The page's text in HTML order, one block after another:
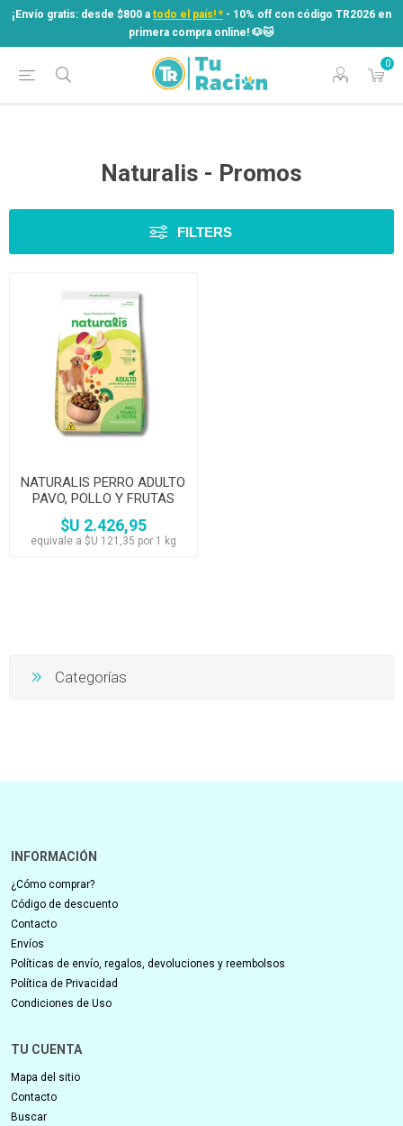
¡Envío gratis: desde $800 a todo el país! * - 10% off con código TR2026 en
primera compra online! ​🐶​🐱
0
¡Envío gratis: desde $800 atodo el país! *
- 10% off con código TR2026 en
primera compra online! ​🐶​🐱
Naturalis - Promos
FILTERS
NATURALIS PERRO ADULTO
PAVO, POLLO Y FRUTAS
$U 2.426,95
equivale a $U 121,35 por 1 kg
Categorías
INFORMACIÓN
¿Cómo comprar?
Código de descuento
Contacto
Envíos
Políticas de envío, regalos, devoluciones y reembolsos
Política de Privacidad
Condiciones de Uso
TU CUENTA
Mapa del sitio
Contacto
Buscar